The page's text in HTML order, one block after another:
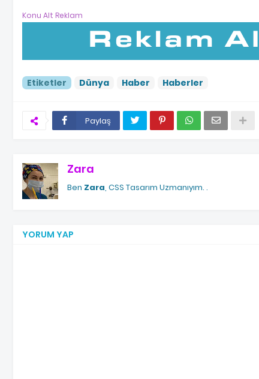
Konu Alt Reklam
Etiketler Dünya Haber Haberler
Paylaş
Zara
Ben Zara, CSS Tasarım Uzmanıyım. .
YORUM YAP